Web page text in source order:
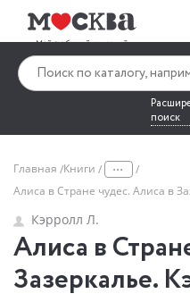
поиск
Главная Книги ...
Алиса в Стране чудес. Алиса в
Кэрролл Л.
Алиса в
Зазеркалье.